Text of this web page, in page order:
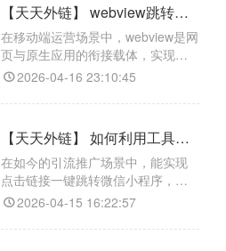
多平台兼容跳转，支持将小程序转
化为适用于各大APP、浏览器、社交
平台的外链，用户点击链接即可一
键直达小程序任意页面。天天
【天天外链】 webview跳转小程序能实现吗？高效落地指南及工具应用
在移动端运营场景中，webview是网
页与原生应用的衔接载体，实现
webview跳转小程序是打通流量闭
转存在多平台适配难、需专业编码
方案，可快速将小程序路径转为适
配的智能跳转链接，自动识别终端
环境，无需额外开发。此外，它还
支持渠道参数设置、
2026-04-16 23:10:45
【天天外链】 如何利用工具生成链接跳转微信小程序，快速打通多平台引流？
在如今的引流推广场景中，能实现
点击链接一键跳转微信小程序，无
疑是提升转化率的利器。而天天外
效工具：它不仅能将微信小程序快
2026-04-15 16:22:57